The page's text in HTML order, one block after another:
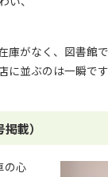
庫がなく、図書館
に並ぶのは一瞬で
載）
の心